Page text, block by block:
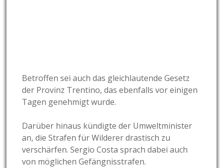
Betroffen sei auch das gleichlautende Gesetz
der Provinz Trentino, das ebenfalls vor einigen
Tagen genehmigt wurde.
Darüber hinaus kündigte der Umweltminister
an, die Strafen für Wilderer drastisch zu
verschärfen. Sergio Costa sprach dabei auch
von möglichen Gefängnisstrafen.